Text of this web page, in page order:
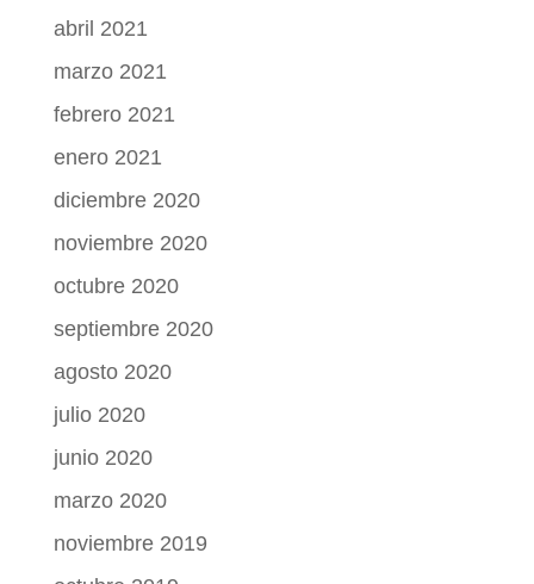
abril 2021
marzo 2021
febrero 2021
enero 2021
diciembre 2020
noviembre 2020
octubre 2020
septiembre 2020
agosto 2020
julio 2020
junio 2020
marzo 2020
noviembre 2019